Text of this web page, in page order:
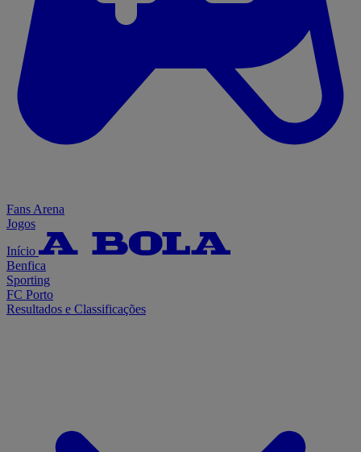
Fans Arena
Jogos
Início
Benfica
Sporting
FC Porto
Resultados e Classificações